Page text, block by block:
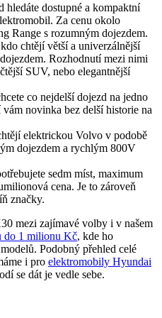
hledáte dostupné a kompaktní
Za cenu okolo
Range s rozumným dojezdem.
chtějí větší a univerzálnější
Rozhodnutí mezi nimi
SUV, nebo elegantnější
co nejdelší dojezd na jedno
novinka bez delší historie na
elektrickou Volvo v podobě
dojezdem a rychlým 800V
sedm míst, maximum
cena. Je to zároveň
značky.
mezi zajímavé volby i v našem
do 1 milionu Kč, kde ho
Podobný přehled celé
i pro elektromobily Hyundai
se dát je vedle sebe.